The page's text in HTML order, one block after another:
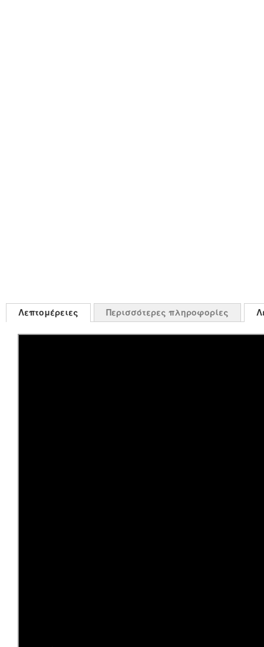
Λεπτομέρειες Περισσότερες πληροφορίες